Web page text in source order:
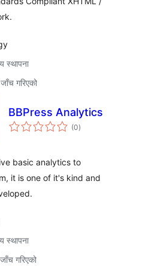
स्थापना
गरिएको
BBPress Analytics
(0कुल
रेटिङ्गहरू
)
basic analytics to
it is one of it's kind and
स्थापना
गरिएको